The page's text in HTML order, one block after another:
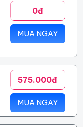
0đ
MUA NGAY
575.000đ
MUA NGAY